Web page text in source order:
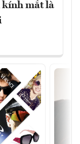
kính mắt là